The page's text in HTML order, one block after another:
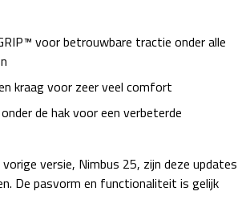
voor betrouwbare tractie onder alle
kraag voor zeer veel comfort
de hak voor een verbeterde
vorige versie, Nimbus 25, zijn deze updates
De pasvorm en functionaliteit is gelijk